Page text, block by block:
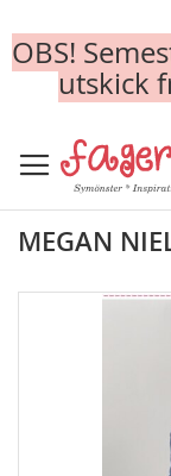
OBS!
utskick
to
Content
MEGAN